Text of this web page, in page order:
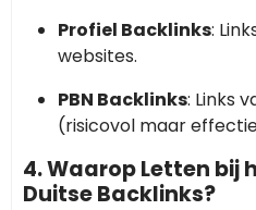
Profiel Backlinks:
websites.
PBN Backlinks: Links
(risicovol maar
4. Waarop Letten bij
Duitse Backlinks?